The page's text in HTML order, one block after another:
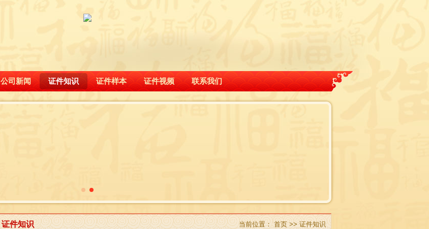
公司新闻 证件知识 证件样本 证件视频 联系我们
证件知识 当前位置：首页>>证件知识